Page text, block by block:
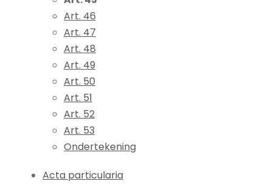
Art. 46
Art. 47
Art. 48
Art. 49
Art. 50
Art. 51
Art. 52
Art. 53
Ondertekening
Acta particularia